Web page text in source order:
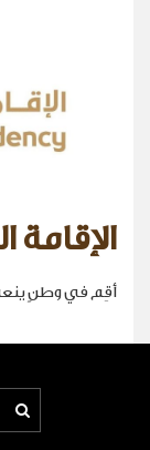
أقِم في وطنٍ